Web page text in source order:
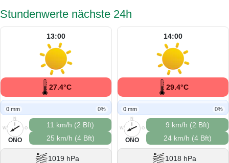
Stundenwerte nächste 24h
13:00
27.4°C
0 mm 0%
N
O
S
W
ONO
11 km/h (2 Bft)
25 km/h (4 Bft)
1019 hPa
14:00
29.4°C
0 mm 0%
N
O
S
W
ONO
9 km/h (2 Bft)
24 km/h (4 Bft)
1018 hPa